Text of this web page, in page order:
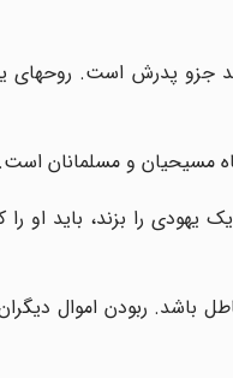
جزو پدرش است. روح‏های
مسیحیان و مسلمانان است.
را بزند، باید او
ربودن اموال دیگران